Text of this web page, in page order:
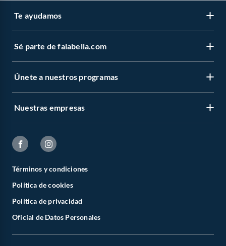
Te ayudamos
Sé parte de falabella.com
Únete a nuestros programas
Nuestras empresas
Términos y condiciones
Política de cookies
Política de privacidad
Oficial de Datos Personales